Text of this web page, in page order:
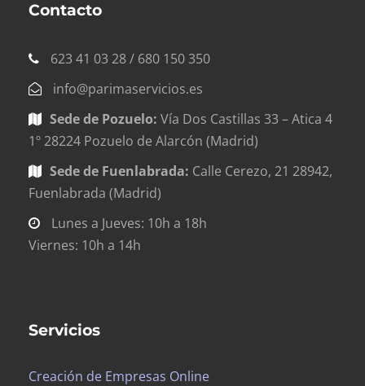
Contacto
623 41 03 28 / 680 150 350
info@parimaservicios.es
Sede de Pozuelo: Vía Dos Castillas 33 – Atica 4
1º 28224 Pozuelo de Alarcón (Madrid)
Sede de Fuenlabrada: Calle Cerezo, 21 28942,
Fuenlabrada (Madrid)
Lunes a Jueves: 10h a 18h
Viernes: 10h a 14h
Servicios
Creación de Empresas Online